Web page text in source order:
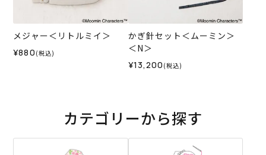
メジャー＜リトルミイ＞
¥880 (税込)
かぎ針セット＜ムーミン＞
＜N＞
¥13,200 (税込)
カテゴリーから探す